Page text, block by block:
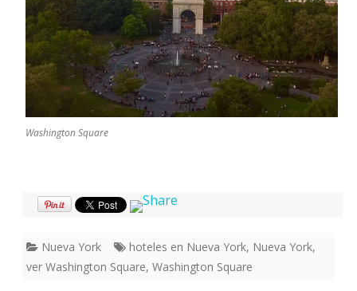
Washington Square
Nueva York hoteles en Nueva York, Nueva York,
ver Washington Square, Washington Square